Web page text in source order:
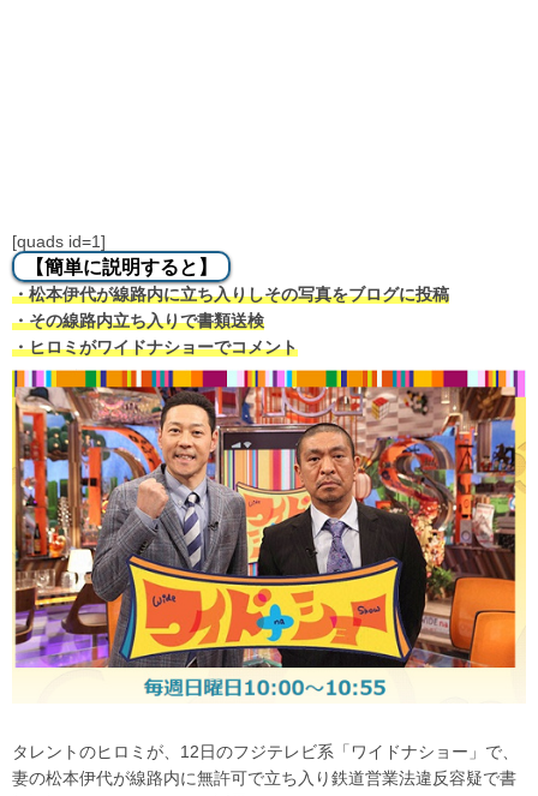
[quads id=1]
【簡単に説明すると】
・松本伊代が線路内に立ち入りしその写真をブログに投稿
・その線路内立ち入りで書類送検
・ヒロミがワイドナショーでコメント
タレントのヒロミが、12日のフジテレビ系「ワイドナショー」で、
妻の松本伊代が線路内に無許可で立ち入り鉄道営業法違反容疑で書